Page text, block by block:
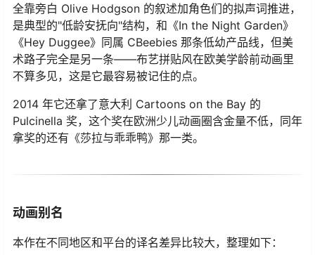
全靠旁白 Olive Hodgson 的叙述加角色们的拟声词推进，
是典型的"低龄安抚向"结构，和《In the Night Garden》
《Hey Duggee》同属 CBeebies 那条低幼产品线，但美
术路子完全是另一条——布艺拼贴风在欧美学龄前动画里
不算多见，这是它最容易被记住的点。
2014 年它还拿了意大利 Cartoons on the Bay 的
Pulcinella 奖，这个奖在欧洲少儿动画圈含金量不低，同年
拿奖的还有《莎拉与乖乖鸭》那一类。
动画别名
本作在不同地区和平台的译名差异比较大，整理如下：